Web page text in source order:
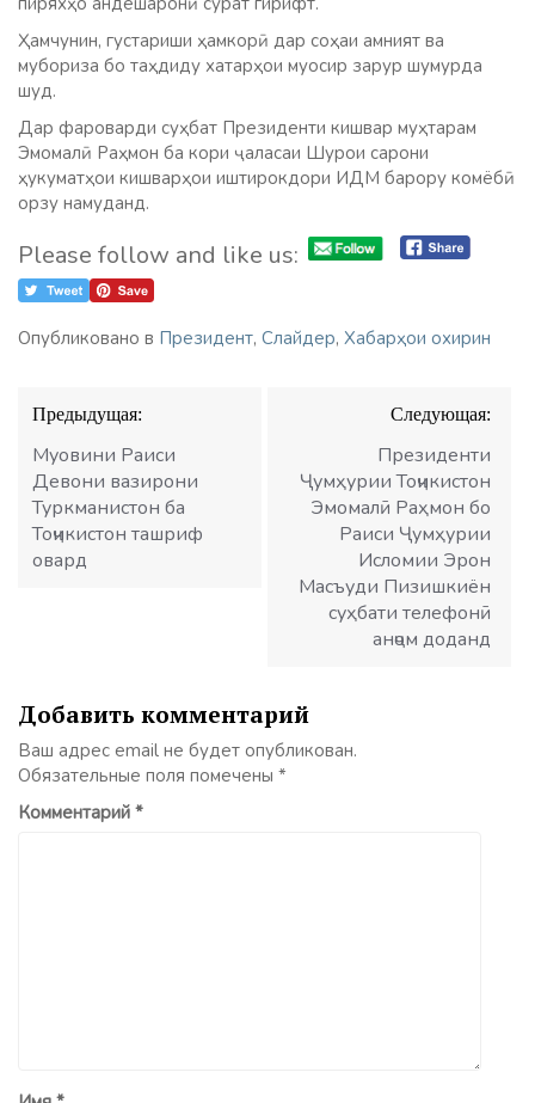
Ҳамчунин, густариши ҳамкорӣ дар соҳаи амният ва
мубориза бо таҳдиду хатарҳои муосир зарур шумурда
шуд.
Дар фароварди суҳбат Президенти кишвар муҳтарам
Эмомалӣ Раҳмон ба кори ҷаласаи Шурои сарони
ҳукуматҳои кишварҳои иштирокдори ИДМ барору комёбӣ
орзу намуданд.
Please follow and like us:
Опубликовано в Президент, Слайдер, Хабарҳои охирин
Навигация
по
записям
Предыдущая:
Муовини Раиси
Девони вазирони
Туркманистон ба
Тоҷикистон ташриф
овард
Следующая:
Президенти
Ҷумҳурии Тоҷикистон
Эмомалӣ Раҳмон бо
Раиси Ҷумҳурии
Исломии Эрон
Масъуди Пизишкиён
суҳбати телефонӣ
анҷом доданд
Добавить комментарий
Ваш адрес email не будет опубликован.
Обязательные поля помечены *
Комментарий *